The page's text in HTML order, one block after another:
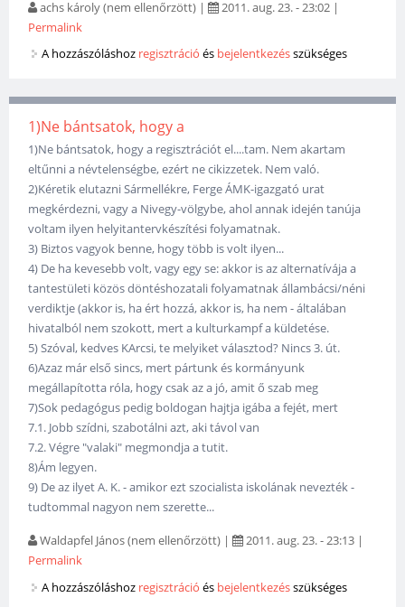
achs károly (nem ellenőrzött) | 2011. aug. 23. - 23:02 |
Permalink
A hozzászóláshoz regisztráció és bejelentkezésszükséges
1)Ne bántsatok, hogy a
1)Ne bántsatok, hogy a regisztrációt el....tam. Nem akartam
eltűnni a névtelenségbe, ezért ne cikizzetek. Nem való.
2)Kéretik elutazni Sármellékre, Ferge ÁMK-igazgató urat
megkérdezni, vagy a Nivegy-völgybe, ahol annak idején tanúja
voltam ilyen helyitantervkészítési folyamatnak.
3) Biztos vagyok benne, hogy több is volt ilyen...
4) De ha kevesebb volt, vagy egy se: akkor is az alternatívája a
tantestületi közös döntéshozatali folyamatnak állambácsi/néni
verdiktje (akkor is, ha ért hozzá, akkor is, ha nem - általában
hivatalból nem szokott, mert a kulturkampf a küldetése.
5) Szóval, kedves KArcsi, te melyiket választod? Nincs 3. út.
6)Azaz már első sincs, mert pártunk és kormányunk
megállapította róla, hogy csak az a jó, amit ő szab meg
7)Sok pedagógus pedig boldogan hajtja igába a fejét, mert
7.1. Jobb szídni, szabotálni azt, aki távol van
7.2. Végre "valaki" megmondja a tutit.
8)Ám legyen.
9) De az ilyet A. K. - amikor ezt szocialista iskolának nevezték -
tudtommal nagyon nem szerette...
Waldapfel János (nem ellenőrzött) | 2011. aug. 23. - 23:13 |
Permalink
A hozzászóláshoz regisztráció és bejelentkezésszükséges